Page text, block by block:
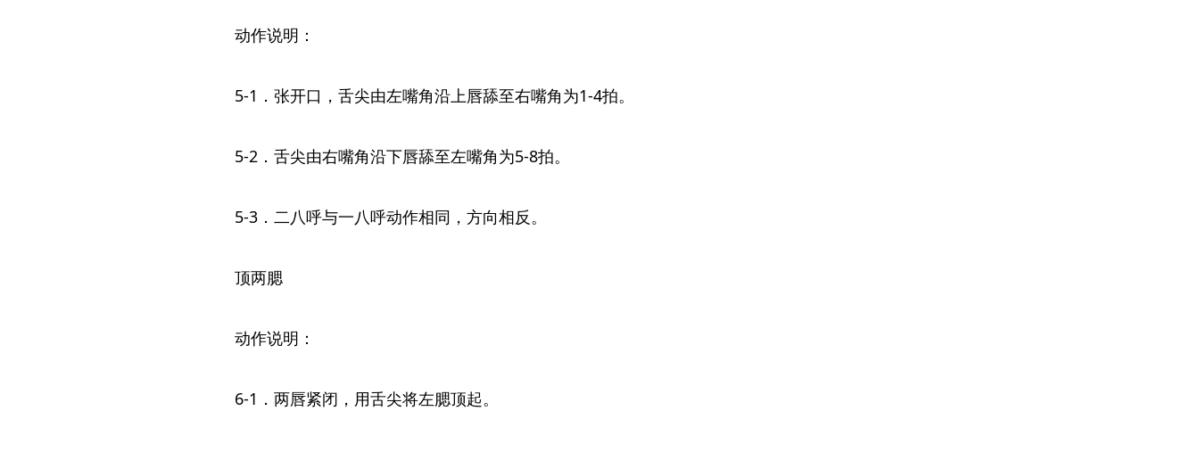
动作说明：
5-1．张开口，舌尖由左嘴角沿上唇舔至右嘴角为1-4拍。
5-2．舌尖由右嘴角沿下唇舔至左嘴角为5-8拍。
5-3．二八呼与一八呼动作相同，方向相反。
顶两腮
动作说明：
6-1．两唇紧闭，用舌尖将左腮顶起。